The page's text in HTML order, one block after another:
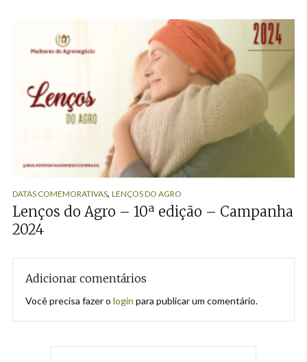
DATAS COMEMORATIVAS, LENÇOS DO AGRO
Lenços do Agro – 10ª edição – Campanha
2024
Adicionar comentários
Você precisa fazer o login para publicar um comentário.